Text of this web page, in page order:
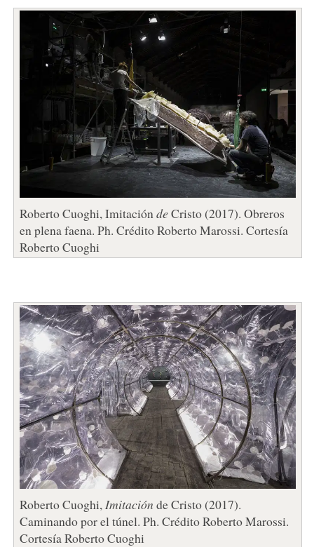
Roberto Cuoghi, Imitación de Cristo (2017). Obreros
en plena faena. Ph. Crédito Roberto Marossi. Cortesía
Roberto Cuoghi
Roberto Cuoghi, Imitación de Cristo (2017).
Caminando por el túnel. Ph. Crédito Roberto Marossi.
Cortesía Roberto Cuoghi